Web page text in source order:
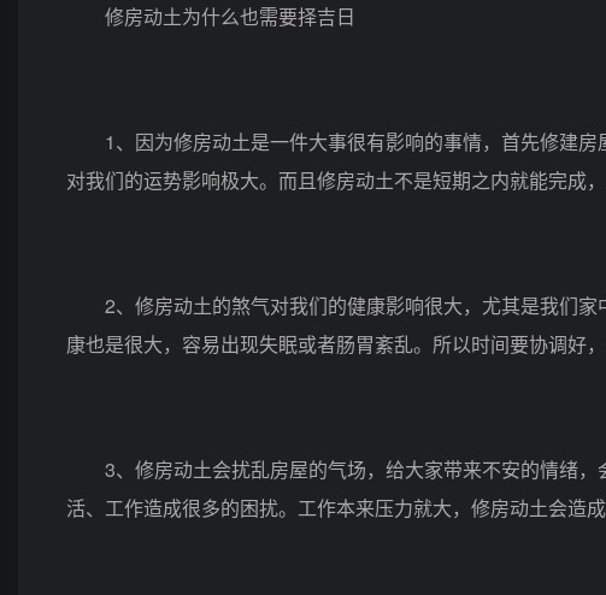
修房动土为什么也需要择吉日
1、因为修房动土是一件大事很有影响的事情，首先修建房
对我们的运势影响极大。而且修房动土不是短期之内就能完成
2、修房动土的煞气对我们的健康影响很大，尤其是我们家
康也是很大，容易出现失眠或者肠胃紊乱。所以时间要协调好
3、修房动土会扰乱房屋的气场，给大家带来不安的情绪，
活、工作造成很多的困扰。工作本来压力就大，修房动土会造